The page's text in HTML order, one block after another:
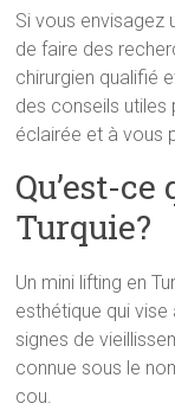
Si vous envisagez
de faire des
chirurgien qualifié
des conseils utiles
éclairée et à vous
Qu’est-
Turquie?
Un mini lifting en
esthétique qui vise
signes de
connue sous le
cou.